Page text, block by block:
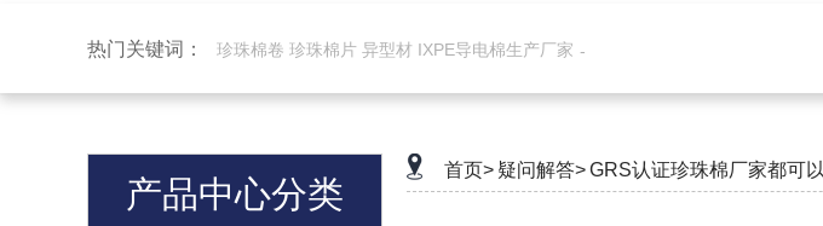
热门关键词： 珍珠棉卷 珍珠棉片 异型材 IXPE导电棉生产厂家
产品中心分类
首页> 疑问解答>GRS认证珍珠棉厂家都可